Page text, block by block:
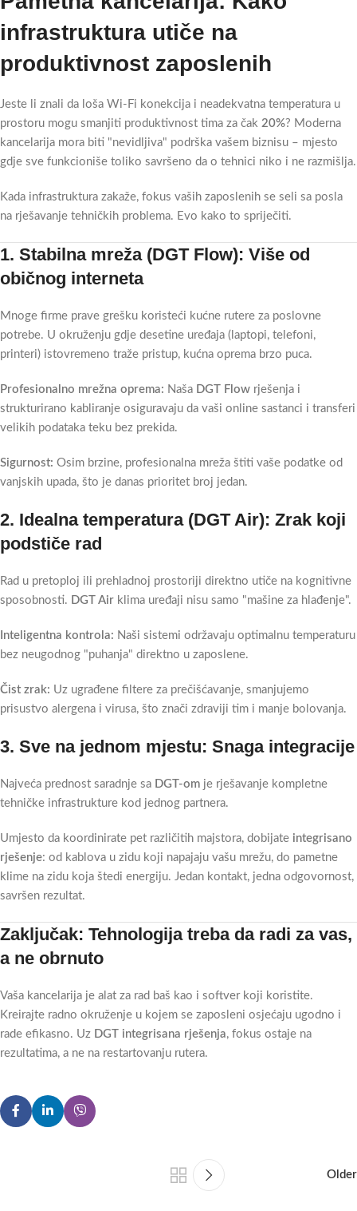
infrastruktura utiče na
produktivnost zaposlenih
Jeste li znali da loša Wi-Fi konekcija i neadekvatna temperatura u
prostoru mogu smanjiti produktivnost tima za čak 20%? Moderna
kancelarija mora biti "nevidljiva" podrška vašem biznisu – mjesto
gdje sve funkcioniše toliko savršeno da o tehnici niko i ne razmišlja.
Kada infrastruktura zakaže, fokus vaših zaposlenih se seli sa posla
na rješavanje tehničkih problema. Evo kako to spriječiti.
1. Stabilna mreža (DGT Flow): Više od
običnog interneta
Mnoge firme prave grešku koristeći kućne rutere za poslovne
potrebe. U okruženju gdje desetine uređaja (laptopi, telefoni,
printeri) istovremeno traže pristup, kućna oprema brzo puca.
Profesionalno mrežna oprema: Naša DGT Flow rješenja i
strukturirano kabliranje osiguravaju da vaši online sastanci i transferi
velikih podataka teku bez prekida.
Sigurnost: Osim brzine, profesionalna mreža štiti vaše podatke od
vanjskih upada, što je danas prioritet broj jedan.
2. Idealna temperatura (DGT Air): Zrak koji
podstiče rad
Rad u pretoploj ili prehladnoj prostoriji direktno utiče na kognitivne
sposobnosti. DGT Air klima uređaji nisu samo "mašine za hlađenje".
Inteligentna kontrola: Naši sistemi održavaju optimalnu temperaturu
bez neugodnog "puhanja" direktno u zaposlene.
Čist zrak: Uz ugrađene filtere za prečišćavanje, smanjujemo
prisustvo alergena i virusa, što znači zdraviji tim i manje bolovanja.
3. Sve na jednom mjestu: Snaga integracije
Najveća prednost saradnje sa DGT-om je rješavanje kompletne
tehničke infrastrukture kod jednog partnera.
Umjesto da koordinirate pet različitih majstora, dobijate integrisano
rješenje: od kablova u zidu koji napajaju vašu mrežu, do pametne
klime na zidu koja štedi energiju. Jedan kontakt, jedna odgovornost,
savršen rezultat.
Zaključak: Tehnologija treba da radi za vas,
a ne obrnuto
Vaša kancelarija je alat za rad baš kao i softver koji koristite.
Kreirajte radno okruženje u kojem se zaposleni osjećaju ugodno i
rade efikasno. Uz DGT integrisana rješenja, fokus ostaje na
rezultatima, a ne na restartovanju rutera.
Older